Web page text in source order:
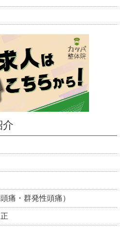
介
痛・群発性頭痛）